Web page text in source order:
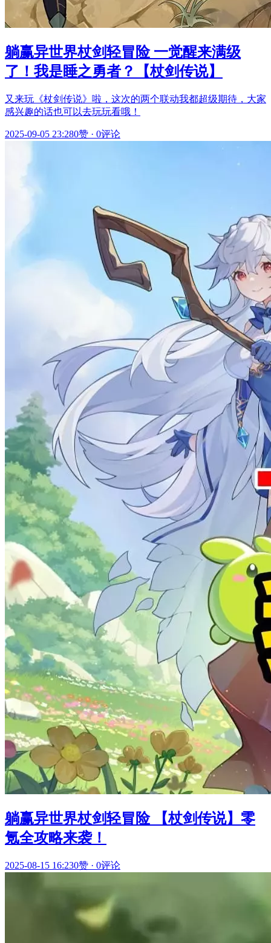
躺赢异世界杖剑轻冒险 一觉醒来满级
了！我是睡之勇者？【杖剑传说】
又来玩《杖剑传说》啦，这次的两个联动我都超级期待，大家
感兴趣的话也可以去玩玩看哦！
2025-09-05 23:280赞 · 0评论
躺赢异世界杖剑轻冒险 【杖剑传说】零
氪全攻略来袭！
2025-08-15 16:230赞 · 0评论